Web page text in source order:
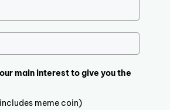
main interest to give you the
meme coin)